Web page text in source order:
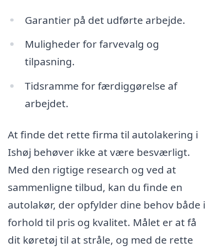
Garantier på det udførte arbejde.
Muligheder for farvevalg og
tilpasning.
Tidsramme for færdiggørelse af
arbejdet.
At finde det rette firma til autolakering i
Ishøj behøver ikke at være besværligt.
Med den rigtige research og ved at
sammenligne tilbud, kan du finde en
autolakør, der opfylder dine behov både i
forhold til pris og kvalitet. Målet er at få
dit køretøj til at stråle, og med de rette